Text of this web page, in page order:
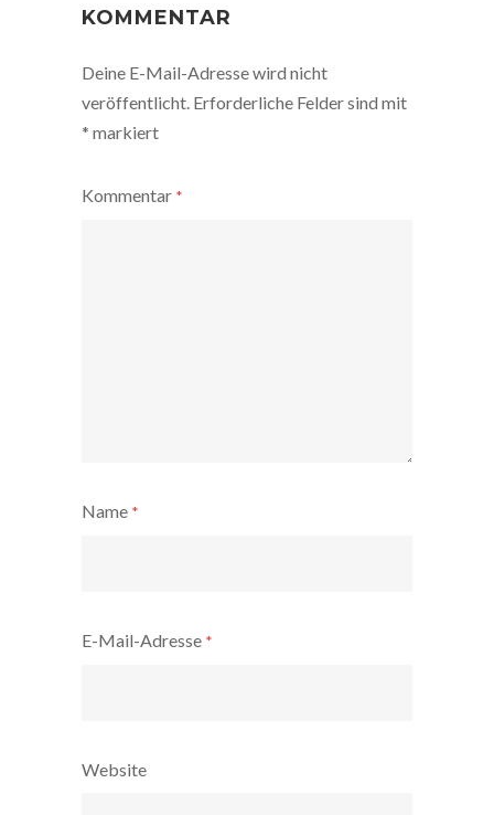
KOMMENTAR
Deine E-Mail-Adresse wird nicht
veröffentlicht. Erforderliche Felder sind mit
* markiert
Kommentar *
Name *
E-Mail-Adresse *
Website